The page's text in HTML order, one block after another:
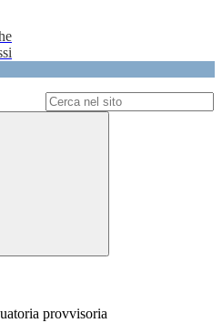
provvisoria